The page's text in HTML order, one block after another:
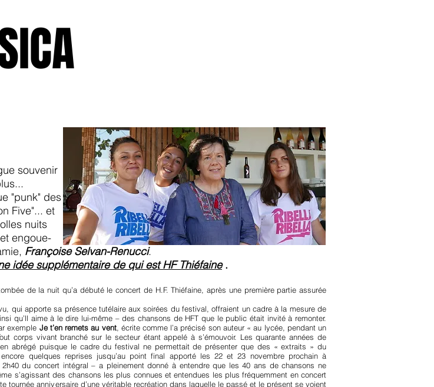
souvenir
"punk" des
Five"... et
nuits
engoue-
Françoise Selvan-Renucci.
idée supplémentaire de qui est HFThiéfaine.
de la nuit qu’a débuté le concert de H.F. Thiéfaine, après une première partie assurée
qui apporte sa présence tutélaire aux soirées du festival, offraient un cadre à la mesure de
qu’ll aime à le dire lui-même – des chansons de HFT que le public était invité à remonter.
exemple Je t’en remets au vent, écrite comme l’a précisé son auteur « au lycée, pendant un
corps vivant branché sur le secteur étant appelé à s’émouvoir. Les quarante années de
abrégé puisque le cadre du festival ne permettait de présenter que des « extraits » du
quelques reprises jusqu’au point final apporté les 22 et 23 novembre prochain à
du concert intégral – a pleinement donné à entendre que les 40 ans de chansons ne
s’agissant des chansons les plus connues et entendues les plus fréquemment en concert
tournée anniversaire d’une véritable recréation dans laquelle le passé et le présent se voient